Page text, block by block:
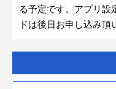
る予定です。アプリ設
ドは後日お申し込み頂